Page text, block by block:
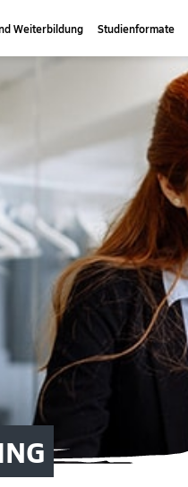
Weiterbildung Studienformate